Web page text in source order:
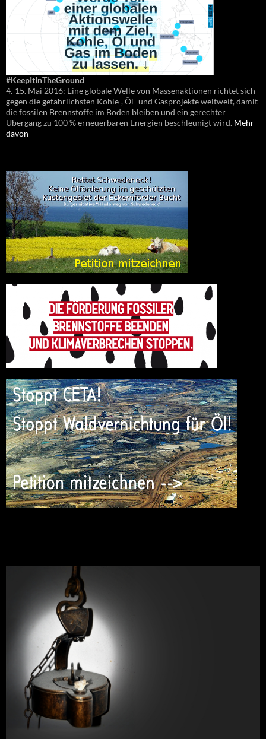
#KeepItInTheGround
4.-15. Mai 2016: Eine globale Welle von Massenaktionen richtet sich
gegen die gefährlichsten Kohle-, Öl- und Gasprojekte weltweit, damit
die fossilen Brennstoffe im Boden bleiben und ein gerechter
Übergang zu 100 % erneuerbaren Energien beschleunigt wird. Mehr
davon